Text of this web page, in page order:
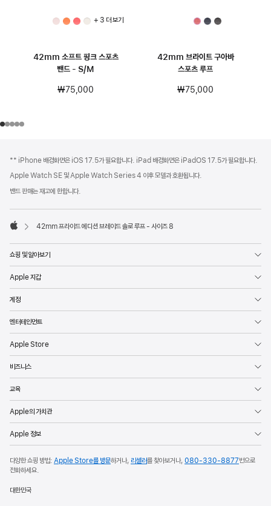
+ 3 더 보기
42mm 소프트 핑크 스포츠
밴드 - S/M
₩75,000
42mm 브라이트 구아바
스포츠 루프
₩75,000
** iPhone 배경화면은 iOS 17.5가 필요합니다. iPad 배경화면은 iPadOS 17.5가 필요합니다.
Apple Watch SE 및 Apple Watch Series 4 이후 모델과 호환됩니다.
밴드 판매는 재고에 한합니다.
42mm 프라이드 에디션 브레이드 솔로 루프 - 사이즈 8
쇼핑 및 알아보기
Apple 지갑
계정
엔터테인먼트
Apple Store
비즈니스
교육
Apple의 가치관
Apple 정보
다양한 쇼핑 방법: Apple Store를 방문하거나, 리셀러를 찾아보거나, 080-330-8877번으로
전화하세요.
대한민국